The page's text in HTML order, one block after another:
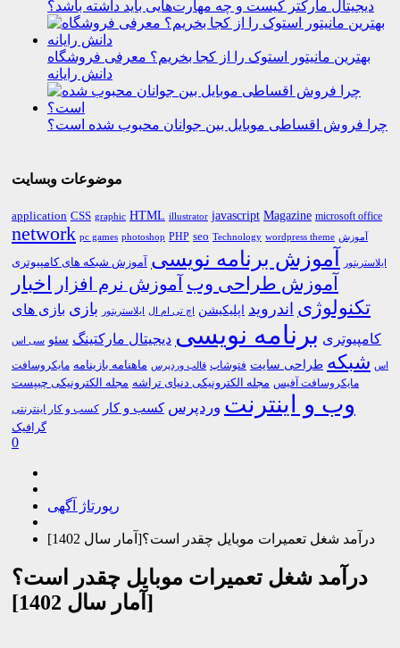
دیجیتال مارکتر کیست و چه مهارت‌هایی باید داشته باشد؟
بهترین مانیتور استوک را از کجا بخریم؟ معرفی فروشگاه
دانش رایانه
چرا فروش اقساطی موبایل بین جوانان محبوب شده است؟
موضوعات وبسایت
application CSS graphic HTML illustrator javascript Magazine microsoft office
network pc games photoshop PHP seo Technology wordpress theme آموزش
ایلاستریتور آموزش برنامه نویسی آموزش شبکه های کامپیوتری
آموزش طراحی وب آموزش نرم افزار اخبار
تکنولوژی اندروید اپلیکیشن اچ تی ام ال ایلاستریتور بازی بازی های
کامپیوتری برنامه نویسی دیجیتال مارکتینگ سئو سی اس
اس شبکه طراحی سایت فتوشاپ قالب وردپرس ماهنامه بازینامه مایکروسافت
مایکروسافت آفیس مجله الکترونیکی دنیای تراشه مجله الکترونیکی چیپست
وب و اینترنت وردپرس کسب و کار کسب و کار اینترنتی
گرافیک
0
رپورتاژ آگهی
درآمد شغل تعمیرات موبایل چقدر است؟[آمار سال 1402]
درآمد شغل تعمیرات موبایل چقدر است؟
[آمار سال 1402]